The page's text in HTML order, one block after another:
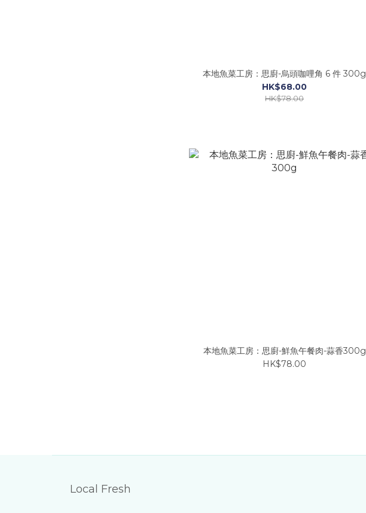
本地魚菜工房：思廚-烏頭咖哩角 6 件 300g
HK$68.00
HK$78.00
本地魚菜工房：思廚-鮮魚午餐肉-蒜香300g
HK$78.00
Local Fresh